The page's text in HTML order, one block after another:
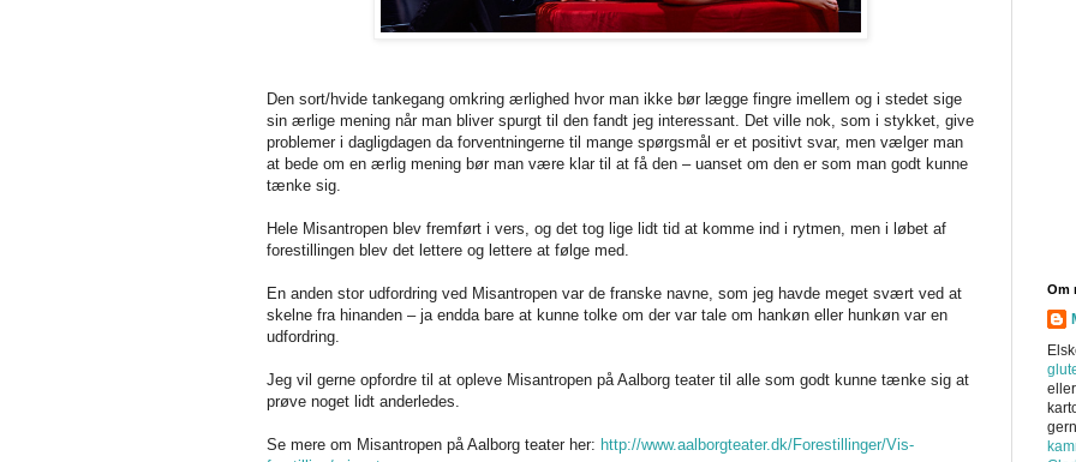
Den sort/hvide tankegang omkring ærlighed hvor man ikke bør lægge fingre imellem og i stedet sige
sin ærlige mening når man bliver spurgt til den fandt jeg interessant. Det ville nok, som i stykket, give
problemer i dagligdagen da forventningerne til mange spørgsmål er et positivt svar, men vælger man
at bede om en ærlig mening bør man være klar til at få den – uanset om den er som man godt kunne
tænke sig.
Hele Misantropen blev fremført i vers, og det tog lige lidt tid at komme ind i rytmen, men i løbet af
forestillingen blev det lettere og lettere at følge med.
En anden stor udfordring ved Misantropen var de franske navne, som jeg havde meget svært ved at
skelne fra hinanden – ja endda bare at kunne tolke om der var tale om hankøn eller hunkøn var en
udfordring.
Jeg vil gerne opfordre til at opleve Misantropen på Aalborg teater til alle som godt kunne tænke sig at
prøve noget lidt anderledes.
Se mere om Misantropen på Aalborg teater her: http://www.aalborgteater.dk/Forestillinger/Vis-
Om